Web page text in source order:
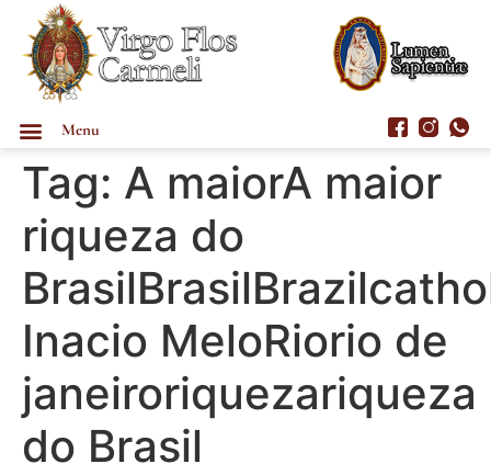
Menu
Tag: A maiorA maior
riqueza do
Inacio MeloRiorio de
janeiroriquezariqueza
do Brasil